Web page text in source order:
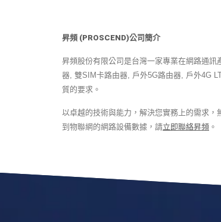
昇頻 (PROSCEND)公司簡介
昇頻股份有限公司是台灣一家專業在網路通
器, 雙SIM卡路由器, 戶外5G路由器, 戶外4G
質的要求。
以卓越的技術與能力，解決您實務上的需求，
到物聯網的網路設備數據，請立即聯絡昇頻 。